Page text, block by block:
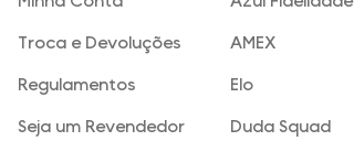
Troca e Devoluções
Regulamentos
Seja um Revendedor
AMEX
Elo
Duda Squad